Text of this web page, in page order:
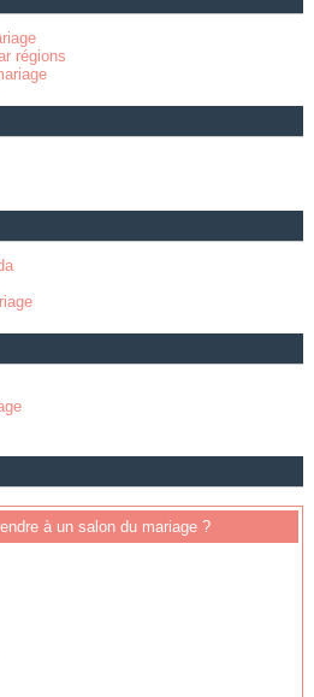
régions
à un salon du mariage ?